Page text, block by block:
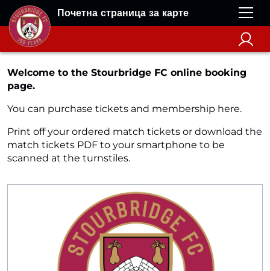
Почетна страница за карте
Welcome to the Stourbridge FC online booking
page.
You can purchase tickets and membership here.
Print off your ordered match tickets or download the
match tickets PDF to your smartphone to be
scanned at the turnstiles.